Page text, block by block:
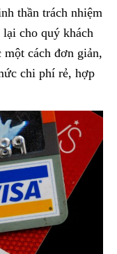
thần trách nhiệm
lại cho quý khách
một cách đơn giản,
chi phí rẻ, hợp